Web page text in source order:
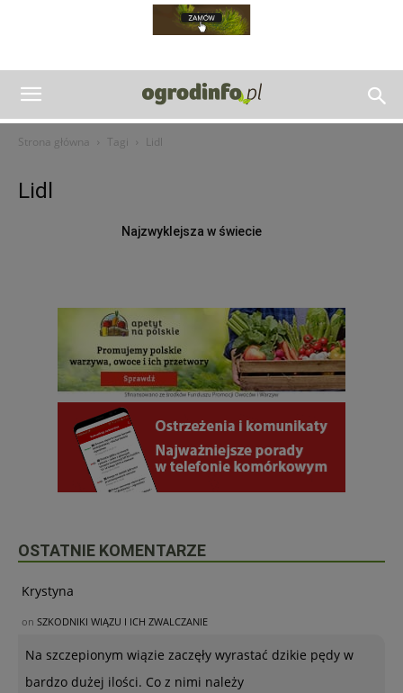
Strona główna Tagi Lidl
Lidl
Najzwyklejsza w świecie
OSTATNIE KOMENTARZE
Krystyna
on SZKODNIKI WIĄZU I ICH ZWALCZANIE
Na szczepionym wiązie zaczęły wyrastać dzikie pędy w
bardzo dużej ilości. Co z nimi należy